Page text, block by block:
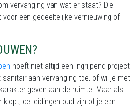
vervanging van wat er staat? Die
een gedeeltelijke vernieuwing of
hoeft niet altijd een ingrijpend project
aan vervanging toe, of wil je met
geven aan de ruimte. Maar als
de leidingen oud zijn of je een